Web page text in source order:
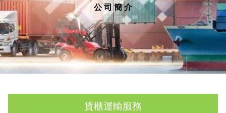
公 司 簡 介
貨櫃運輸服務